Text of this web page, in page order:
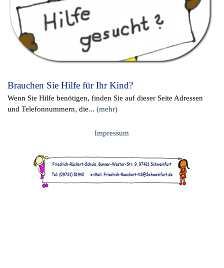
Brauchen Sie Hilfe für Ihr Kind?
Wenn Sie Hilfe benötigen, finden Sie auf dieser Seite Adressen
und Telefonnummern, die... (mehr)
Impressum